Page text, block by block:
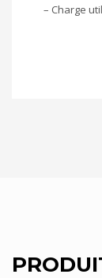
– Charge